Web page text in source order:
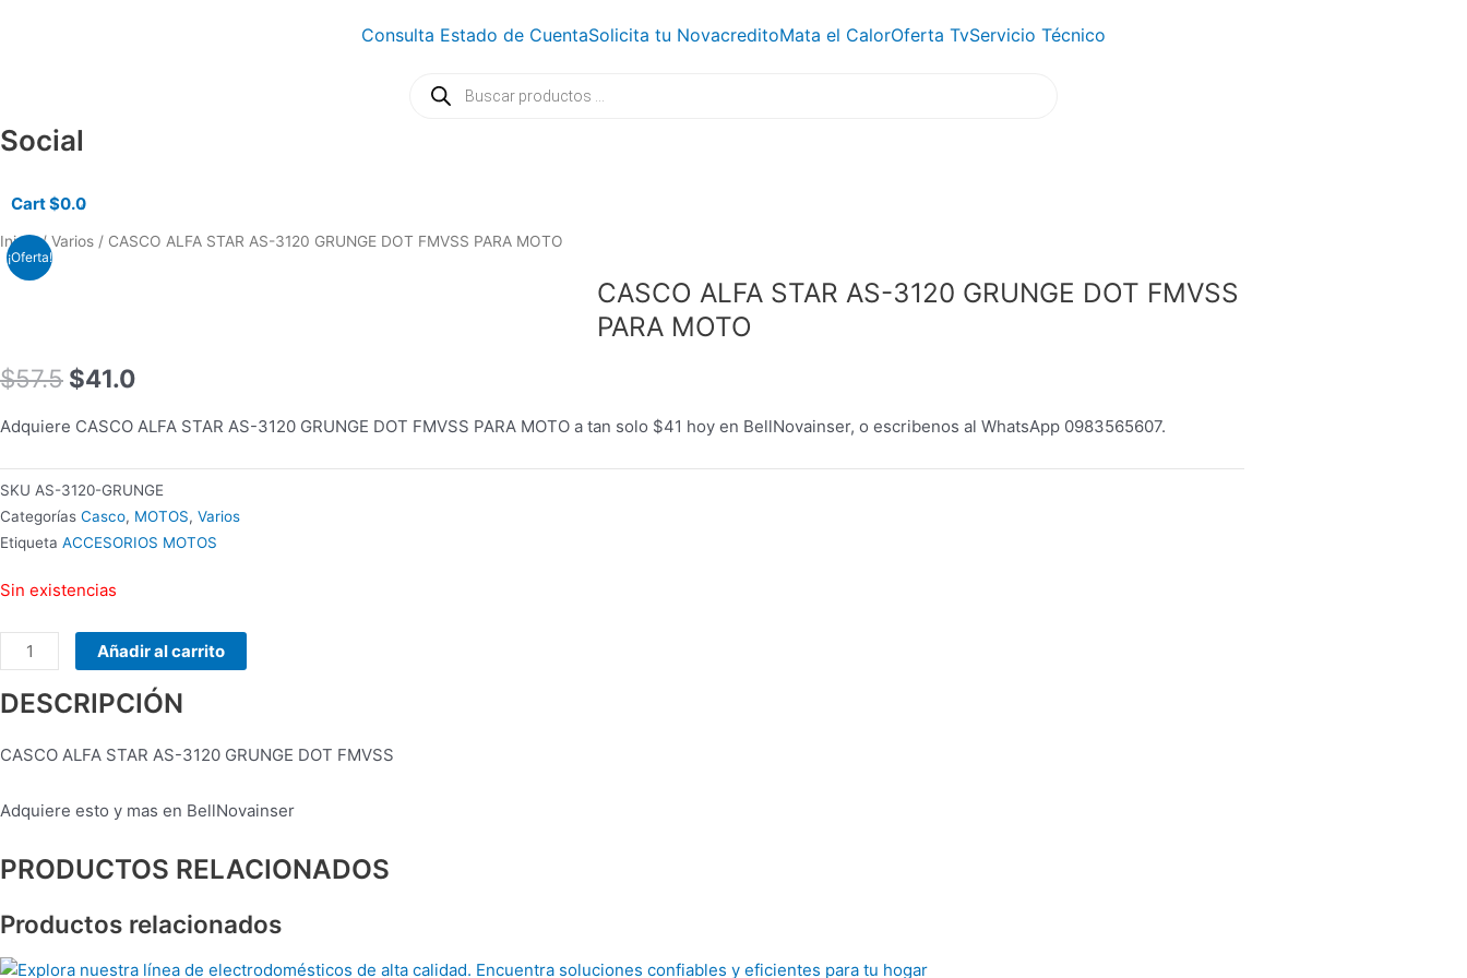
Consulta Estado de CuentaSolicita tu NovacreditoMata el CalorOferta TvServicio Técnico
productos
Social
Cart$0.0
0
Inicio/Varios / CASCO ALFA STAR AS-3120 GRUNGE DOT FMVSS PARA MOTO
¡Oferta!
CASCO ALFA STAR AS-3120 GRUNGE DOT FMVSS
PARA MOTO
$57.5
El
$41.0
El
Adquiere CASCO ALFA STAR AS-3120 GRUNGE DOT FMVSS PARA MOTO a tan solo $41 hoy en BellNovainser, o escribenos al WhatsApp 0983565607.
SKU AS-3120-GRUNGE
Categorías Casco, MOTOS, Varios
Etiqueta ACCESORIOS MOTOS
Sin existencias
COMBO
TECLADO/MOUSE
cantidad
Añadir al carrito
DESCRIPCIÓN
CASCO ALFA STAR AS-3120 GRUNGE DOT FMVSS
Adquiere esto y mas en BellNovainser
PRODUCTOS RELACIONADOS
Productos relacionados